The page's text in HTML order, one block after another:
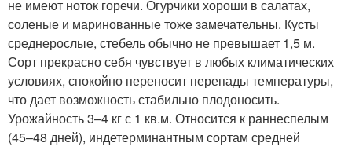
не имеют ноток горечи. Огурчики хороши в салатах,
соленые и маринованные тоже замечательны. Кусты
среднерослые, стебель обычно не превышает 1,5 м.
Сорт прекрасно себя чувствует в любых климатических
условиях, спокойно переносит перепады температуры,
что дает возможность стабильно плодоносить.
Урожайность 3–4 кг с 1 кв.м. Относится к раннеспелым
(45–48 дней), индетерминантным сортам средней